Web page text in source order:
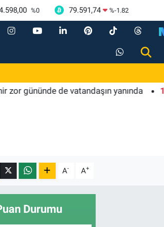
%0 79.591,74 %-1.82
de vatandaşın yanında 14:45
A- A+
Durumu